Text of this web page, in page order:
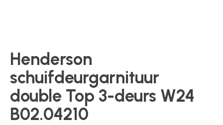
Toegangscontrole
Toegangsverlening
Henderson
schuifdeurgarnituur
double Top 3-deurs W24
B02.04210